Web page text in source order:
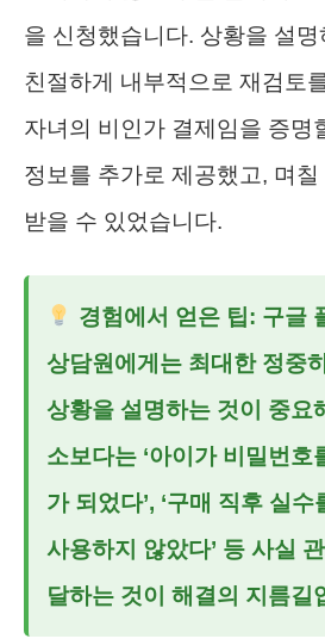
을 신청했습니다. 상황을 설
친절하게 내부적으로 재검토
자녀의 비인가 결제임을 증명
정보를 추가로 제공했고, 며
받을 수 있었습니다.
경험에서 얻은 팁: 구글
상담원에게는 최대한 정중
상황을 설명하는 것이 중요
소보다는 ‘아이가 비밀번호
가 되었다’, ‘구매 직후 실
사용하지 않았다’ 등 사실
달하는 것이 해결의 지름길